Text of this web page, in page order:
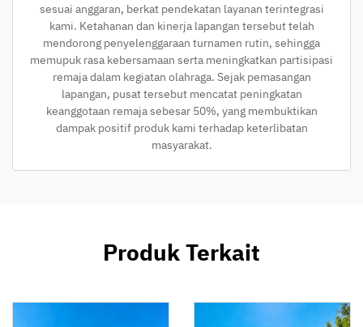
sesuai anggaran, berkat pendekatan layanan terintegrasi
kami. Ketahanan dan kinerja lapangan tersebut telah
mendorong penyelenggaraan turnamen rutin, sehingga
memupuk rasa kebersamaan serta meningkatkan partisipasi
remaja dalam kegiatan olahraga. Sejak pemasangan
lapangan, pusat tersebut mencatat peningkatan
keanggotaan remaja sebesar 50%, yang membuktikan
dampak positif produk kami terhadap keterlibatan
masyarakat.
Produk Terkait